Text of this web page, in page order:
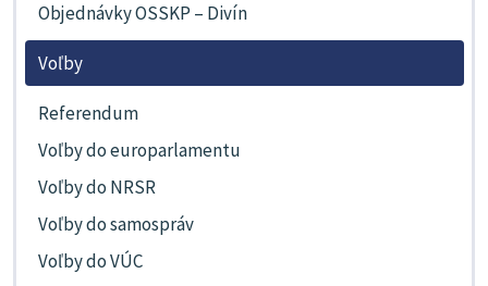
Objednávky OSSKP – Divín
Voľby
Referendum
Voľby do europarlamentu
Voľby do NRSR
Voľby do samospráv
Voľby do VÚC